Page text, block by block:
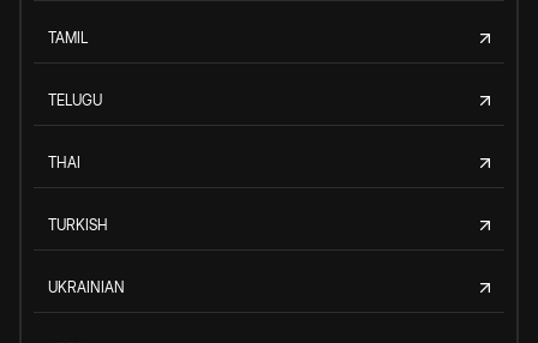
TAMIL
TELUGU
THAI
TURKISH
UKRAINIAN